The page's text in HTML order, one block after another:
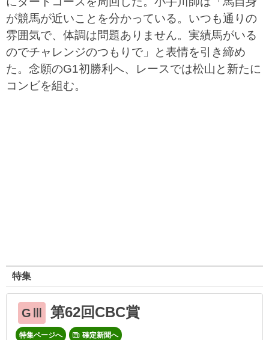
が競馬が近いことを分かっている。いつも通りの
雰囲気で、体調は問題ありません。実績馬がいる
のでチャレンジのつもりで」と表情を引き締め
た。念願のG1初勝利へ、レースでは松山と新たに
コンビを組む。
特集
GⅢ 第62回CBC賞
特集ページへ 確定新聞へ